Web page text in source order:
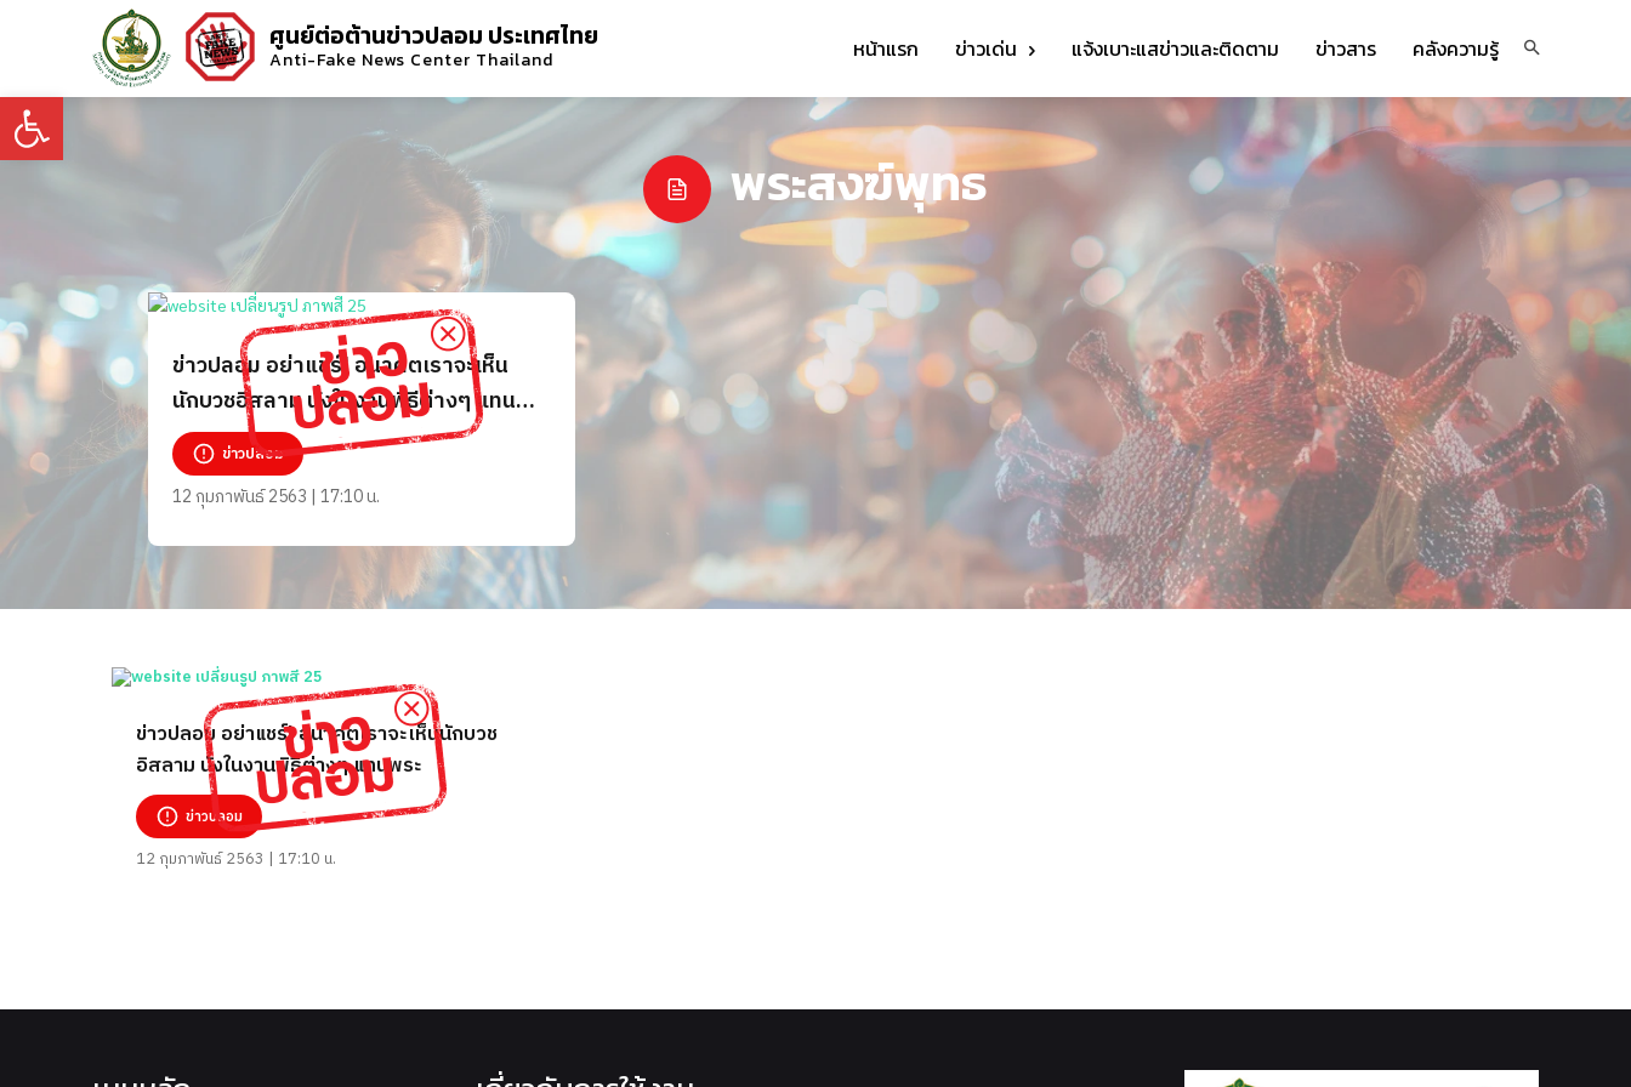
Open toolbar
ศูนย์ต่อต้านข่าวปลอม ประเทศไทย
Anti-Fake News Center Thailand หน้าแรก ข่าวเด่น แจ้งเบาะแสข่าวและติดตาม ข่าวสาร คลังความรู้
พระสงฆ์พุทธ
ข่าวปลอม อย่าแชร์! อนาคตเราจะเห็น
นักบวชอิสลาม นั่งในงานพิธีต่างๆ แทน
พระ ข่าวปลอม
12 กุมภาพันธ์ 2563 | 17:10 น.
ข่าวปลอม อย่าแชร์! อนาคตเราจะเห็นนักบวช
อิสลาม นั่งในงานพิธีต่างๆ แทนพระ
ข่าวปลอม
12 กุมภาพันธ์ 2563 | 17:10 น.